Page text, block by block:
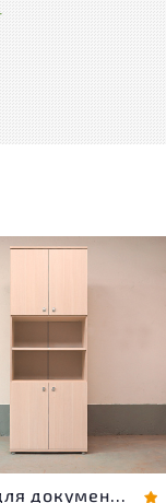
незначительные
не влияющие на
износа